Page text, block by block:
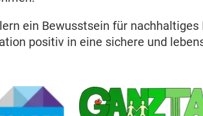
ein Bewusstsein für
positiv in eine sichere und